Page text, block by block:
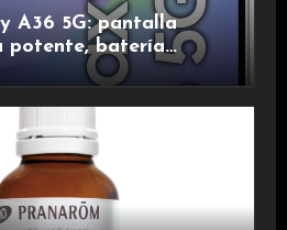
A36 5G: pantalla
potente, batería
rápida para una